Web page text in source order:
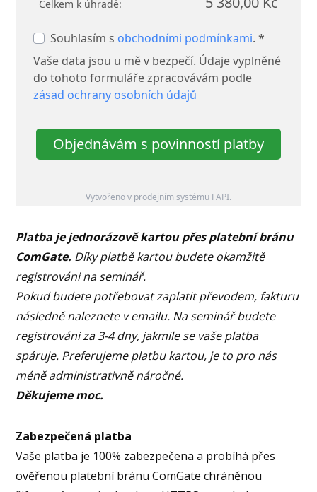
Celkem k úhradě:
Souhlasím s obchodními podmínkami. *
Vaše data jsou u mě v bezpečí. Údaje vyplněné
do tohoto formuláře zpracovávám podle
zásad ochrany osobních údajů
Objednávám s povinností platby
Vytvořeno v prodejním systému FAPI.
Platba je jednorázově kartou přes platební bránu
ComGate. Díky platbě kartou budete okamžitě
registrováni na seminář.
Pokud budete potřebovat zaplatit převodem, fakturu
následně naleznete v emailu. Na seminář budete
registrováni za 3-4 dny, jakmile se vaše platba
spáruje. Preferujeme platbu kartou, je to pro nás
méně administrativně náročné.
Děkujeme moc.
Zabezpečená platba
Vaše platba je 100% zabezpečena a probíhá přes
ověřenou platební bránu ComGate chráněnou